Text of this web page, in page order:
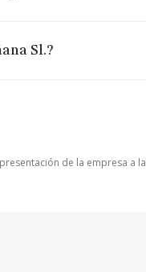
Sl.?
de la empresa a la